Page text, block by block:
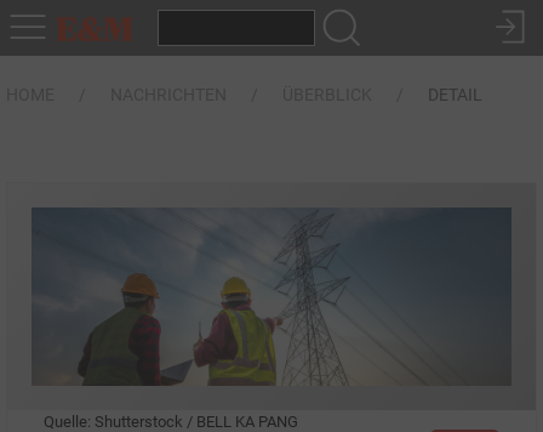
DETAIL
Quelle: Shutterstock / BELL KA PANG